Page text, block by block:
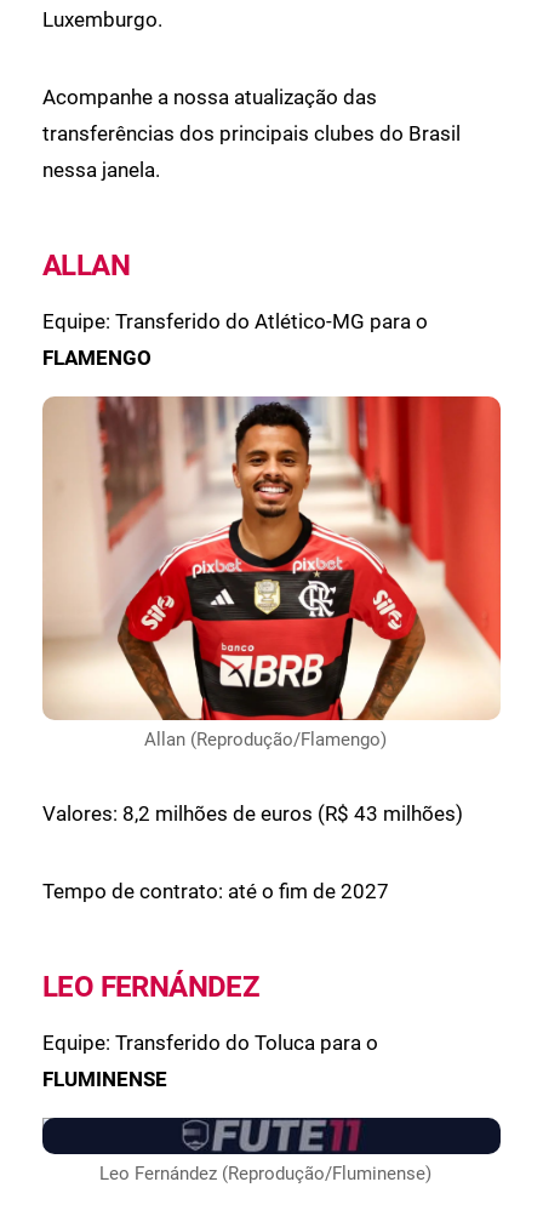
Luxemburgo.
Acompanhe a nossa atualização das
transferências dos principais clubes do Brasil
nessa janela.
ALLAN
Equipe: Transferido do Atlético-MG para o
FLAMENGO
Allan (Reprodução/Flamengo)
Valores: 8,2 milhões de euros (R$ 43 milhões)
Tempo de contrato: até o fim de 2027
LEO FERNÁNDEZ
Equipe: Transferido do Toluca para o
FLUMINENSE
Leo Fernández (Reprodução/Fluminense)